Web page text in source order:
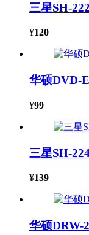
三星SH-
¥120
华硕DVD-
¥99
三星SH-
¥139
华硕DRW-